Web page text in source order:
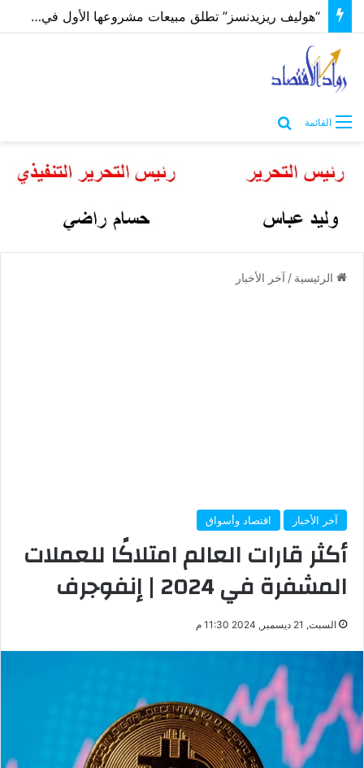
القائمة
الرئيسية / آخر الأخبار
آخر الأخبار اقتصاد وأسواق
أكثر قارات العالم امتلاكًا للعملات
المشفرة في 2024 | إنفوجرف
السبت, 21 ديسمبر, 2024 11:30 م